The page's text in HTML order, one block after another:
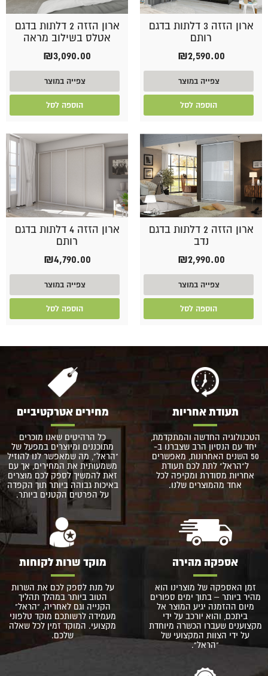
ארון הזזה 3 דלתות בדגם
רותם
₪2,590.00
צפייה במוצר
הוספה לסל
ארון הזזה 2 דלתות בדגם
אטלס בשילוב מראה
₪3,090.00
צפייה במוצר
הוספה לסל
ארון הזזה 2 דלתות בדגם
נדב
₪2,990.00
צפייה במוצר
הוספה לסל
ארון הזזה 4 דלתות בדגם
רותם
₪4,790.00
צפייה במוצר
הוספה לסל
תעודת אחריות
הטכנולוגיה החדשה והמתקדמת,
יחד עם הנסיון הרב שצברנו ב-
50 השנים האחרונות, מאפשרים
ל"הראל" לתת לכם תעודת
אחריות מסודרת ומקיפה לכל
אחד מהמוצרים שלנו.
מחירים אטרקטיביים
כל הרהיטים שאנו מוכרים
מתוכננים ומיוצרים במפעל של
"הראל", מה שמאפשר לנו להוזיל
משמעותית את המחירים, אך עם
זאת להמשיך לספק לכם מוצרים
באיכות גבוהה ביותר תוך הקפדה
על הפרטים הקטנים ביותר.
אספקה מהירה
זמן האספקה של מוצרינו הוא
מהיר ביותר – בתוך ימים ספורים
מיום ההזמנה יגיע המוצר אל
ביתכם, והוא יורכב על ידי
מקצוענים שעברו הכשרה מיוחדת
על ידי הצוות המקצועי של
"הראל".
מוקד שרות לקוחות
על מנת לספק לכם את השרות
הטוב ביותר במהלך תהליך
הקנייה וגם לאחריה, "הראל"
מעמידה לרשותכם מוקד טלפוני
מקצועי. המוקד זמין לכל שאלה
שלכם.